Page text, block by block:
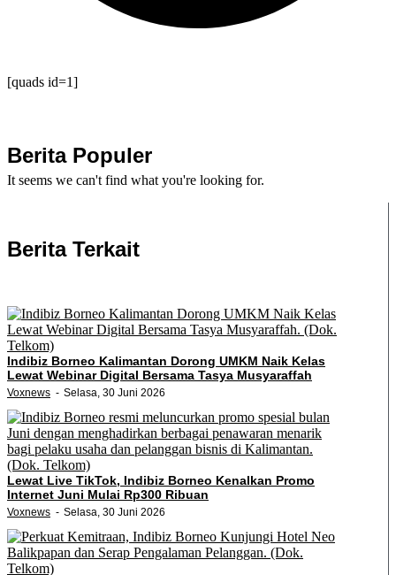
[quads id=1]
Berita Populer
It seems we can't find what you're looking for.
Berita Terkait
Indibiz Borneo Kalimantan Dorong UMKM Naik Kelas
Lewat Webinar Digital Bersama Tasya Musyaraffah
Voxnews Selasa, 30 Juni 2026
Lewat Live TikTok, Indibiz Borneo Kenalkan Promo
Internet Juni Mulai Rp300 Ribuan
Voxnews Selasa, 30 Juni 2026